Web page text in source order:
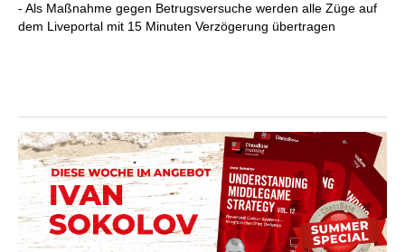
- Als Maßnahme gegen Betrugsversuche werden alle Züge auf
dem Liveportal mit 15 Minuten Verzögerung übertragen